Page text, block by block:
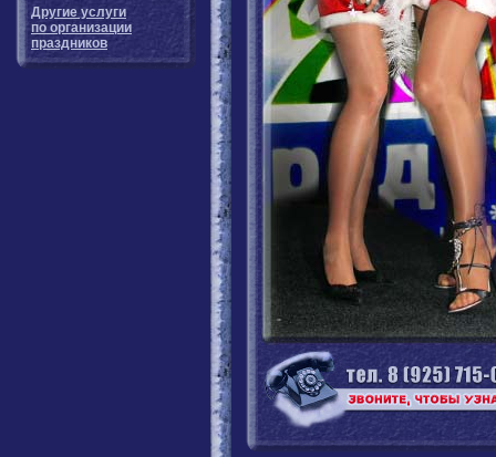
Другие услуги
по организации
праздников